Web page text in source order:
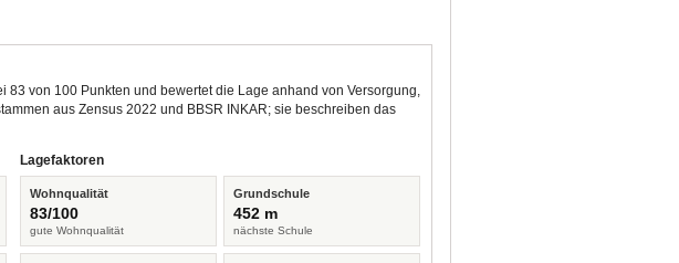
von 100 Punkten und bewertet die Lage anhand von Versorgung,
aus Zensus 2022 und BBSR INKAR; sie beschreiben das
Lagefaktoren
Wohnqualität
83/100
gute Wohnqualität
Grundschule
452 m
nächste Schule